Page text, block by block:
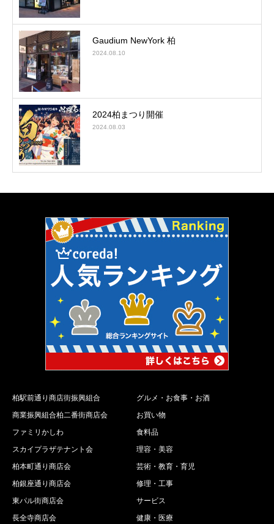
Gaudium NewYork 柏
2024.08.10
2024柏まつり開催
2024.08.03
柏駅前通り商店街振興組合
商業振興組合柏二番街商店会
ファミリかしわ
スカイプラザテナント会
柏本町通り商店会
柏銀座通り商店会
東パル街商店会
長全寺商店会
グルメ・お食事・お酒
お買い物
食料品
理容・美容
芸術・教育・育児
修理・工事
サービス
健康・医療